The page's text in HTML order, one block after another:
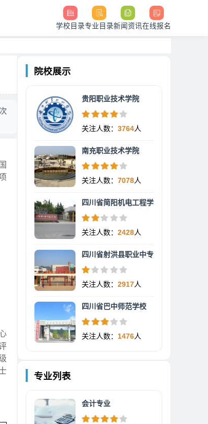
学校目录专业目录新闻资讯在线报名
院校展示
贵阳职业技术学院
关注人数： 3764人
南充职业技术学院
关注人数： 7078人
四川省简阳机电工程学
关注人数： 2428人
四川省射洪县职业中专
关注人数： 2917人
四川省巴中师范学校
关注人数： 1476人
专业列表
会计专业